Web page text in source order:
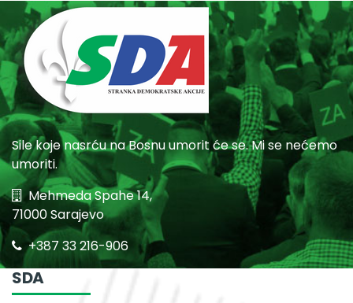
Sile koje nasrću na Bosnu umorit će se. Mi se nećemo
umoriti.
Mehmeda Spahe 14,
71000 Sarajevo
+387 33 216-906
SDA